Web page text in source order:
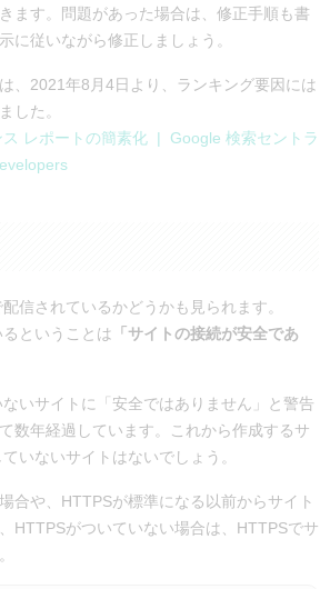
ます。問題があった場合は、修正手順も書
に従いながら修正しましょう。
、2021年8月4日より、ランキング要因には
した。
レポートの簡素化 | Google 検索セントラ
信されているかどうかも見られます。
ということは
「サイトの接続が安全であ
いサイトに「安全ではありません」と警告
数年経過しています。これから作成するサ
いないサイトはないでしょう。
合や、HTTPSが標準になる以前からサイト
HTTPSがついていない場合は、HTTPSでサ